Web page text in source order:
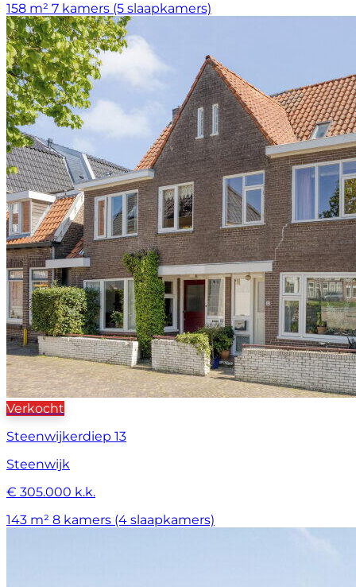
158 m² 7 kamers (5 slaapkamers)
Verkocht
Steenwijkerdiep 13
Steenwijk
€ 305.000 k.k.
143 m² 8 kamers (4 slaapkamers)